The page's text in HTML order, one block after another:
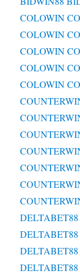
COLOWIN
COLOWIN
COLOWIN
COLOWIN
COLOWIN
DELTABET88
DELTABET88
DELTABET88
DELTABET88